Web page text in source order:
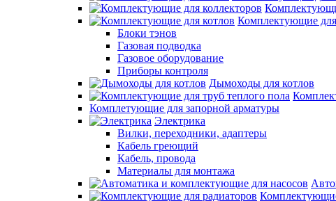
Комплектующие для
Блоки тэнов
Газовая подводка
Газовое оборудование
Приборы контроля
Дымоходы для котлов
Комплетующие для запорной арматуры
Электрика
Вилки, переходники, адаптеры
Кабель греющий
Кабель, провода
Материалы для монтажа